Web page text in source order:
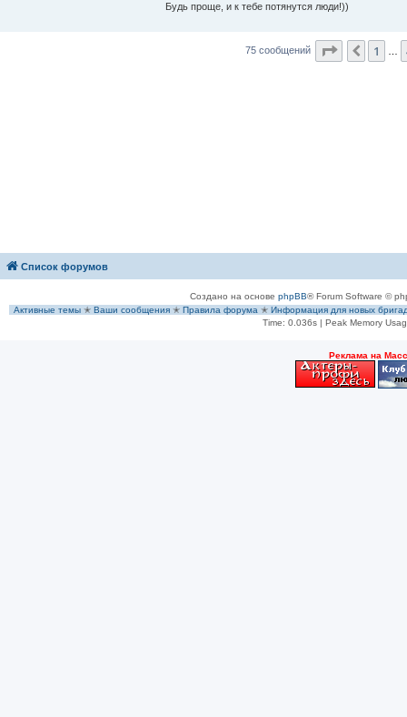
Будь проще, и к тебе потянутся люди!))
75 сообщений Страница
Пред.
1
Список форумов
Создано на основе phpBB® Forum Software ©
Активные темы ✭ Ваши сообщения ✭ Правила форума ✭ Информация для новых
Time: 0.036s| Peak Memory
Рeклама на